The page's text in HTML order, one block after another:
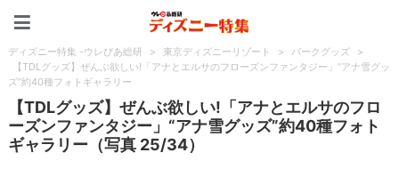
ディズニー特集 -ウレぴあ総研 > 東京ディズニーリゾート > パークグッズ
>
【TDLグッズ】ぜんぶ欲しい!「アナとエルサのフローズンファンタジー」“アナ雪グッ
ズ”約40種フォトギャラリー
【TDLグッズ】ぜんぶ欲しい!「アナとエルサのフロ
ーズンファンタジー」“アナ雪グッズ”約40種フォト
ギャラリー（写真 25/34）